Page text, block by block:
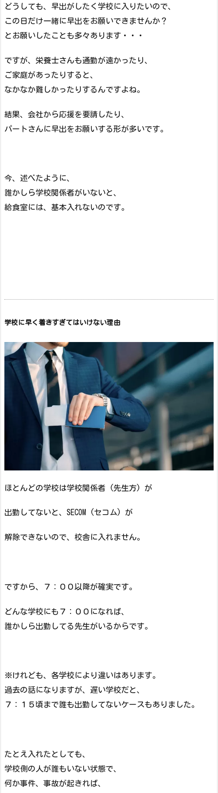
どうしても、早出がしたく学校に入りたいので、
この日だけ一緒に早出をお願いできませんか？
とお願いしたことも多々あります・・・
ですが、栄養士さんも通勤が遠かったり、
ご家庭があったりすると、
なかなか難しかったりするんですよね。
結果、会社から応援を要請したり、
パートさんに早出をお願いする形が多いです。
今、述べたように、
誰かしら学校関係者がいないと、
給食室には、基本入れないのです。
学校に早く着きすぎてはいけない理由
ほとんどの学校は学校関係者 (先生方) が
出勤してないと、SECOM (セコム) が
解除できないので、校舎に入れません。
ですから、７：００以降が確実です。
どんな学校にも７：００になれば、
誰かしら出勤してる先生がいるからです。
※けれども、各学校により違いはあります。
過去の話になりますが、遅い学校だと、
７：１５頃まで誰も出勤してないケースもありました。
たとえ入れたとしても、
学校側の人が誰もいない状態で、
何か事件、事故が起きれば、